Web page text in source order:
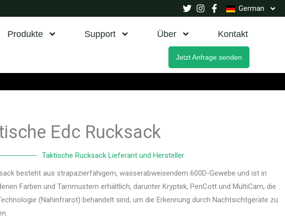
German
Produkte Support Über Kontakt
Jetzt Anfrage senden
Edc Rucksack
Taktische Rucksack Lieferant und Hersteller
besteht aus strapazierfähigem, wasserabweisendem 600D-Gewebe und ist in
Farben und Tarnmustern erhältlich, darunter Kryptek, PenCott und MultiCam, die
(Nahinfrarot) behandelt sind, um die Erkennung durch Nachtsichtgeräte zu